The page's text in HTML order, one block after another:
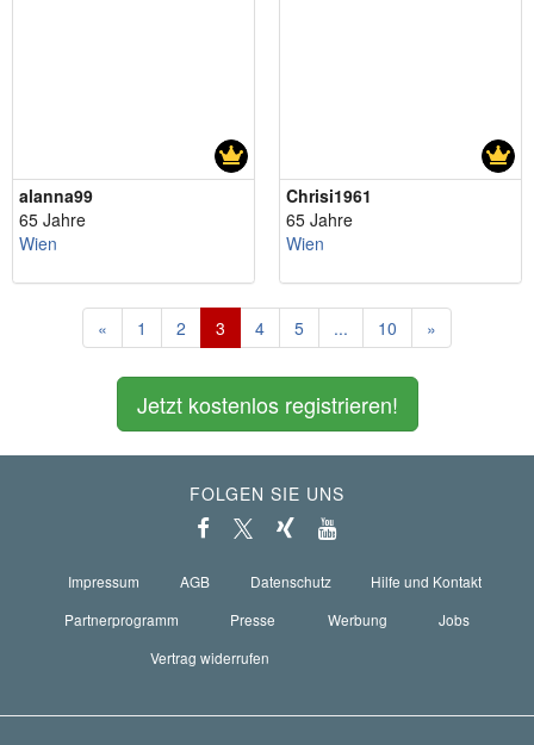
alanna99
65 Jahre
Wien
Chrisi1961
65 Jahre
Wien
« 1 2 3 4 5 ... 10 »
Jetzt kostenlos registrieren!
FOLGEN SIE UNS
Impressum AGB Datenschutz
Hilfe und Kontakt
Partnerprogramm
Presse Werbung
Jobs
Vertrag widerrufen